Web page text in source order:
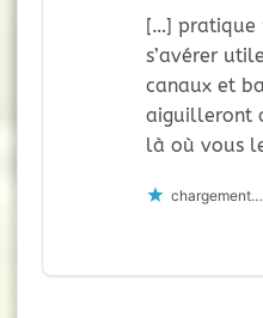
[…] pratique
s’avérer
canaux et
aiguilleront
là où vous
chargement…